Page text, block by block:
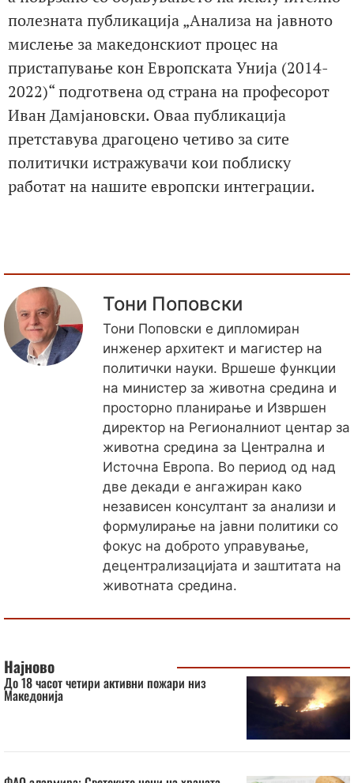
полезната публикација „Анализа на јавното
мислење за македонскиот процес на
пристапување кон Европската Унија (2014-
2022)“ подготвена од страна на професорот
Иван Дамјановски. Оваа публикација
претставува драгоцено четиво за сите
политички истражувачи кои поблиску
работат на нашите европски интеграции.
Тони Поповски
Тони Поповски е дипломиран
инженер архитект и магистер на
политички науки. Вршеше функции
на министер за животна средина и
просторно планирање и Извршен
директор на Регионалниот центар за
животна средина за Централна и
Источна Европа. Во период од над
две декади е ангажиран како
независен консултант за анализи и
формулирање на јавни политики со
фокус на доброто управување,
децентрализацијата и заштитата на
животната средина.
Најново
До 18 часот четири активни пожари низ
Македонија